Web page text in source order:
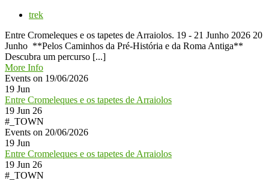
trek
Entre Cromeleques e os tapetes de Arraiolos. 19 - 21 Junho 2026 20
Junho **Pelos Caminhos da Pré-História e da Roma Antiga**
Descubra um percurso [...]
More Info
Events on 19/06/2026
19 Jun
Entre Cromeleques e os tapetes de Arraiolos
19 Jun 26
#_TOWN
Events on 20/06/2026
19 Jun
Entre Cromeleques e os tapetes de Arraiolos
19 Jun 26
#_TOWN